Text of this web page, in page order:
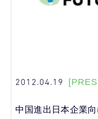
2012.04.19
中国進出日本企業